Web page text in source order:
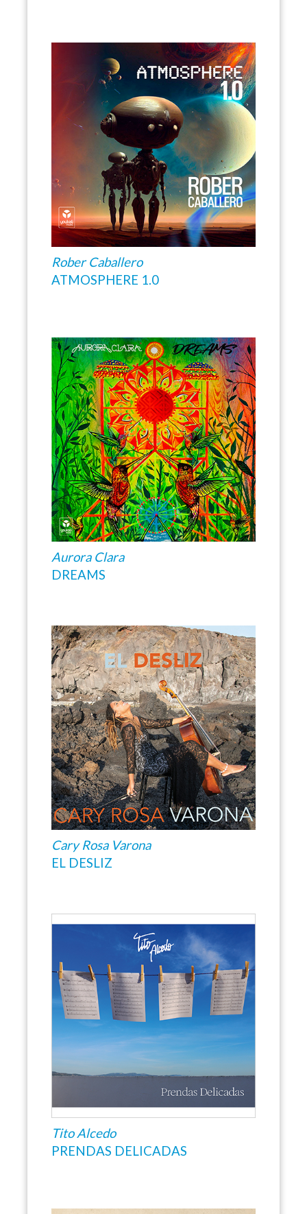
Rober Caballero
ATMOSPHERE 1.0
Aurora Clara
DREAMS
Cary Rosa Varona
EL DESLIZ
Tito Alcedo
PRENDAS DELICADAS